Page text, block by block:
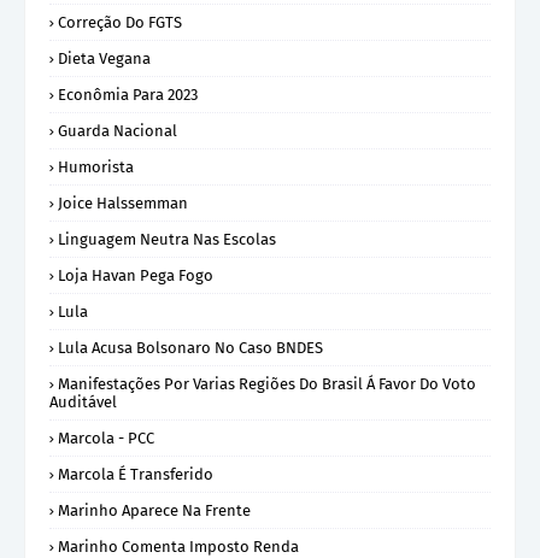
Correção Do FGTS
Dieta Vegana
Econômia Para 2023
Guarda Nacional
Humorista
Joice Halssemman
Linguagem Neutra Nas Escolas
Loja Havan Pega Fogo
Lula
Lula Acusa Bolsonaro No Caso BNDES
Manifestações Por Varias Regiões Do Brasil Á Favor Do Voto
Auditável
Marcola - PCC
Marcola É Transferido
Marinho Aparece Na Frente
Marinho Comenta Imposto Renda